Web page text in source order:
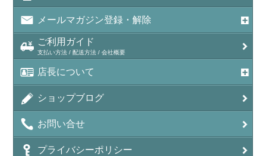
メールマガジン登録・解除
ご利用ガイド
支払い方法 / 配送方法 / 会社概要
店長について
ショップブログ
お問い合せ
プライバシーポリシー